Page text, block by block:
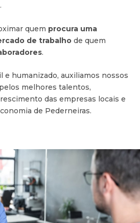
quem procura uma
de trabalho de quem
.
e humanizado, auxiliamos nossos
melhores talentos,
das empresas locais e
de Pederneiras.